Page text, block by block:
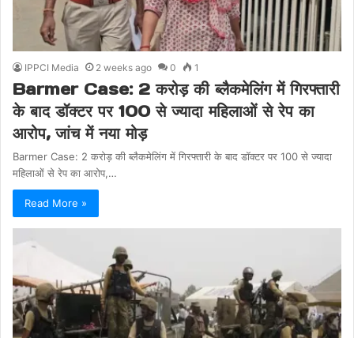
IPPCI Media 2 weeks ago 0 1
Barmer Case: 2 करोड़ की ब्लैकमेलिंग में गिरफ्तारी
के बाद डॉक्टर पर 100 से ज्यादा महिलाओं से रेप का
आरोप, जांच में नया मोड़
Barmer Case: 2 करोड़ की ब्लैकमेलिंग में गिरफ्तारी के बाद डॉक्टर पर 100 से ज्यादा
महिलाओं से रेप का आरोप,…
Read More »